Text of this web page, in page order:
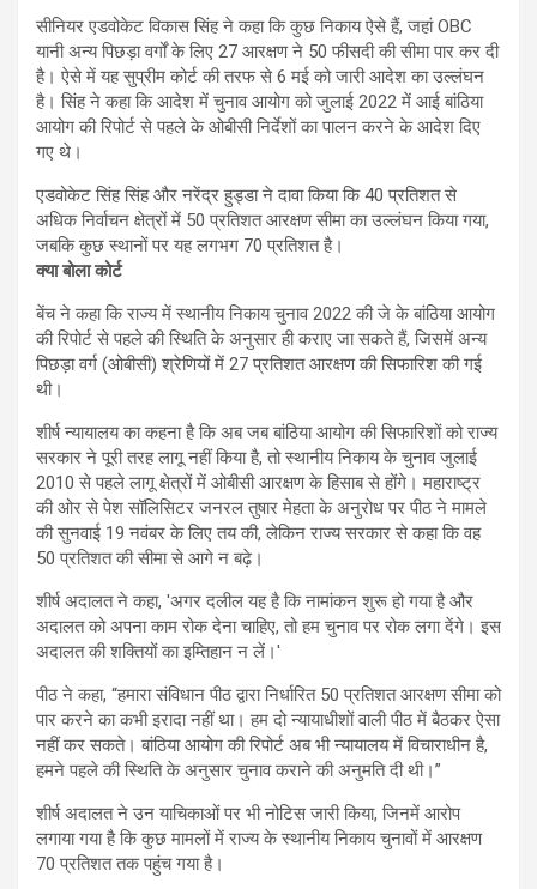
सीनियर एडवोकेट विकास सिंह ने कहा कि कुछ निकाय ऐसे हैं, जहां OBC
यानी अन्य पिछड़ा वर्गों के लिए 27 आरक्षण ने 50 फीसदी की सीमा पार कर दी
है। ऐसे में यह सुप्रीम कोर्ट की तरफ से 6 मई को जारी आदेश का उल्लंघन
है। सिंह ने कहा कि आदेश में चुनाव आयोग को जुलाई 2022 में आई बांठिया
आयोग की रिपोर्ट से पहले के ओबीसी निर्देशों का पालन करने के आदेश दिए
गए थे।
एडवोकेट सिंह सिंह और नरेंद्र हुड्डा ने दावा किया कि 40 प्रतिशत से
अधिक निर्वाचन क्षेत्रों में 50 प्रतिशत आरक्षण सीमा का उल्लंघन किया गया,
जबकि कुछ स्थानों पर यह लगभग 70 प्रतिशत है।
क्या बोला कोर्ट
बेंच ने कहा कि राज्य में स्थानीय निकाय चुनाव 2022 की जे के बांठिया आयोग
की रिपोर्ट से पहले की स्थिति के अनुसार ही कराए जा सकते हैं, जिसमें अन्य
पिछड़ा वर्ग (ओबीसी) श्रेणियों में 27 प्रतिशत आरक्षण की सिफारिश की गई
थी।
शीर्ष न्यायालय का कहना है कि अब जब बांठिया आयोग की सिफारिशों को राज्य
सरकार ने पूरी तरह लागू नहीं किया है, तो स्थानीय निकाय के चुनाव जुलाई
2010 से पहले लागू क्षेत्रों में ओबीसी आरक्षण के हिसाब से होंगे। महाराष्ट्र
की ओर से पेश सॉलिसिटर जनरल तुषार मेहता के अनुरोध पर पीठ ने मामले
की सुनवाई 19 नवंबर के लिए तय की, लेकिन राज्य सरकार से कहा कि वह
50 प्रतिशत की सीमा से आगे न बढ़े।
शीर्ष अदालत ने कहा, 'अगर दलील यह है कि नामांकन शुरू हो गया है और
अदालत को अपना काम रोक देना चाहिए, तो हम चुनाव पर रोक लगा देंगे। इस
अदालत की शक्तियों का इम्तिहान न लें।'
पीठ ने कहा, “हमारा संविधान पीठ द्वारा निर्धारित 50 प्रतिशत आरक्षण सीमा को
पार करने का कभी इरादा नहीं था। हम दो न्यायाधीशों वाली पीठ में बैठकर ऐसा
नहीं कर सकते। बांठिया आयोग की रिपोर्ट अब भी न्यायालय में विचाराधीन है,
हमने पहले की स्थिति के अनुसार चुनाव कराने की अनुमति दी थी।”
शीर्ष अदालत ने उन याचिकाओं पर भी नोटिस जारी किया, जिनमें आरोप
लगाया गया है कि कुछ मामलों में राज्य के स्थानीय निकाय चुनावों में आरक्षण
70 प्रतिशत तक पहुंच गया है।